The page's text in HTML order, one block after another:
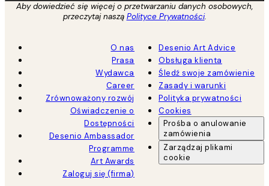
Aby dowiedzieć się więcej o przetwarzaniu danych osobowych,
przeczytaj naszą Polityce Prywatności.
O nas
Prasa
Wydawca
Career
Zrównoważony rozwój
Oświadczenie o
Dostępności
Desenio Ambassador
Programme
Art Awards
Zaloguj się (firma)
Desenio Art Advice
Obsługa klienta
Śledź swoje zamówienie
Zasady i warunki
Polityka prywatności
Cookies
Prośba o anulowanie
zamówienia
Zarządzaj plikami
cookie